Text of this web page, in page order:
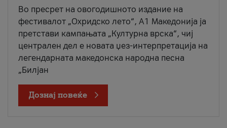
Во пресрет на овогодишното издание на
фестивалот „Охридско лето“, А1 Македонија ја
претстави кампањата „Културна врска“, чиј
централен дел е новата џез-интерпретација на
легендарната македонска народна песна
„Билјан
Дознај повеќе